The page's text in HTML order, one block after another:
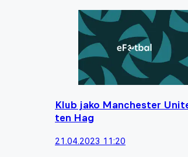
Klub jako Manchester
ten Hag
21.04.2023 11:20